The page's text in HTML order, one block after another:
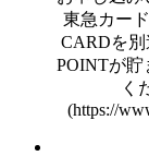
東急カー
CARDを
POINTが貯
く
(https://